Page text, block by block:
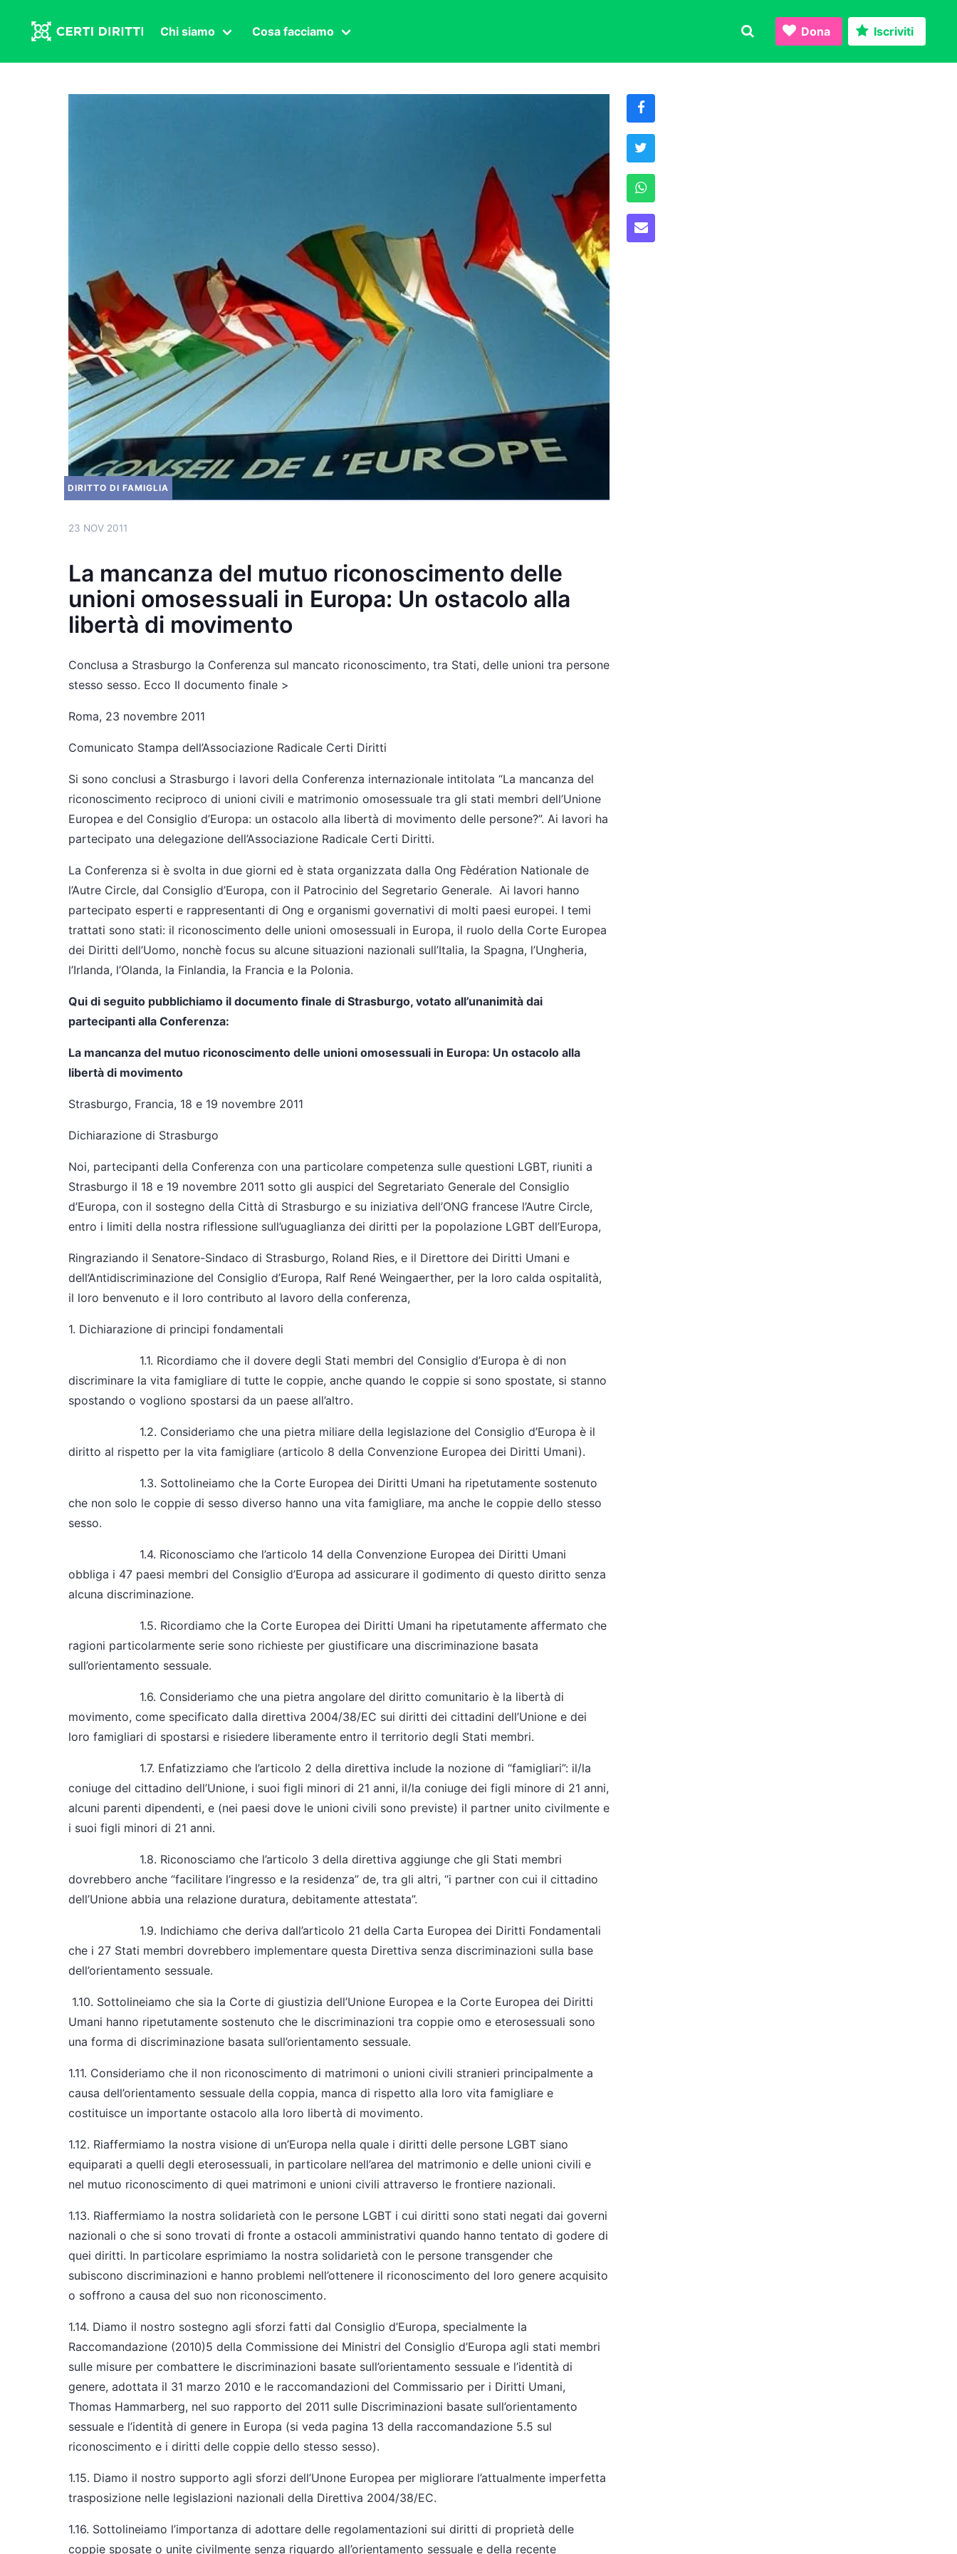
Chi siamo Cosa facciamo
Politica
Fuor di Pagina
Dona Iscriviti
DIRITTO DI FAMIGLIA
23 NOV 2011
La mancanza del mutuo riconoscimento delle
unioni omosessuali in Europa: Un ostacolo alla
libertà di movimento
Conclusa a Strasburgo la Conferenza sul mancato riconoscimento, tra Stati, delle unioni tra persone
stesso sesso. Ecco Il documento finale >
Roma, 23 novembre 2011
Comunicato Stampa dell’Associazione Radicale Certi Diritti
Si sono conclusi a Strasburgo i lavori della Conferenza internazionale intitolata “La mancanza del
riconoscimento reciproco di unioni civili e matrimonio omosessuale tra gli stati membri dell’Unione
Europea e del Consiglio d’Europa: un ostacolo alla libertà di movimento delle persone?”. Ai lavori ha
partecipato una delegazione dell’Associazione Radicale Certi Diritti.
La Conferenza si è svolta in due giorni ed è stata organizzata dalla Ong Fèdération Nationale de
l’Autre Circle, dal Consiglio d’Europa, con il Patrocinio del Segretario Generale. Ai lavori hanno
partecipato esperti e rappresentanti di Ong e organismi governativi di molti paesi europei. I temi
trattati sono stati: il riconoscimento delle unioni omosessuali in Europa, il ruolo della Corte Europea
dei Diritti dell’Uomo, nonchè focus su alcune situazioni nazionali sull’Italia, la Spagna, l’Ungheria,
l’Irlanda, l’Olanda, la Finlandia, la Francia e la Polonia.
Qui di seguito pubblichiamo il documento finale di Strasburgo, votato all’unanimità dai
partecipanti alla Conferenza:
La mancanza del mutuo riconoscimento delle unioni omosessuali in Europa: Un ostacolo alla
libertà di movimento
Strasburgo, Francia, 18 e 19 novembre 2011
Dichiarazione di Strasburgo
Noi, partecipanti della Conferenza con una particolare competenza sulle questioni LGBT, riuniti a
Strasburgo il 18 e 19 novembre 2011 sotto gli auspici del Segretariato Generale del Consiglio
d’Europa, con il sostegno della Città di Strasburgo e su iniziativa dell’ONG francese l’Autre Circle,
entro i limiti della nostra riflessione sull’uguaglianza dei diritti per la popolazione LGBT dell’Europa,
Ringraziando il Senatore-Sindaco di Strasburgo, Roland Ries, e il Direttore dei Diritti Umani e
dell’Antidiscriminazione del Consiglio d’Europa, Ralf René Weingaerther, per la loro calda ospitalità,
il loro benvenuto e il loro contributo al lavoro della conferenza,
1. Dichiarazione di principi fondamentali
1.1. Ricordiamo che il dovere degli Stati membri del Consiglio d’Europa è di non
discriminare la vita famigliare di tutte le coppie, anche quando le coppie si sono spostate, si stanno
spostando o vogliono spostarsi da un paese all’altro.
1.2. Consideriamo che una pietra miliare della legislazione del Consiglio d’Europa è il
diritto al rispetto per la vita famigliare (articolo 8 della Convenzione Europea dei Diritti Umani).
1.3. Sottolineiamo che la Corte Europea dei Diritti Umani ha ripetutamente sostenuto
che non solo le coppie di sesso diverso hanno una vita famigliare, ma anche le coppie dello stesso
sesso.
1.4. Riconosciamo che l’articolo 14 della Convenzione Europea dei Diritti Umani
obbliga i 47 paesi membri del Consiglio d’Europa ad assicurare il godimento di questo diritto senza
alcuna discriminazione.
1.5. Ricordiamo che la Corte Europea dei Diritti Umani ha ripetutamente affermato che
ragioni particolarmente serie sono richieste per giustificare una discriminazione basata
sull’orientamento sessuale.
1.6. Consideriamo che una pietra angolare del diritto comunitario è la libertà di
movimento, come specificato dalla direttiva 2004/38/EC sui diritti dei cittadini dell’Unione e dei
loro famigliari di spostarsi e risiedere liberamente entro il territorio degli Stati membri.
1.7. Enfatizziamo che l’articolo 2 della direttiva include la nozione di “famigliari”: il/la
coniuge del cittadino dell’Unione, i suoi figli minori di 21 anni, il/la coniuge dei figli minore di 21 anni,
alcuni parenti dipendenti, e (nei paesi dove le unioni civili sono previste) il partner unito civilmente e
i suoi figli minori di 21 anni.
1.8. Riconosciamo che l’articolo 3 della direttiva aggiunge che gli Stati membri
dovrebbero anche “facilitare l’ingresso e la residenza” de, tra gli altri, “i partner con cui il cittadino
dell’Unione abbia una relazione duratura, debitamente attestata”.
1.9. Indichiamo che deriva dall’articolo 21 della Carta Europea dei Diritti Fondamentali
che i 27 Stati membri dovrebbero implementare questa Direttiva senza discriminazioni sulla base
dell’orientamento sessuale.
1.10. Sottolineiamo che sia la Corte di giustizia dell’Unione Europea e la Corte Europea dei Diritti
Umani hanno ripetutamente sostenuto che le discriminazioni tra coppie omo e eterosessuali sono
una forma di discriminazione basata sull’orientamento sessuale.
1.11. Consideriamo che il non riconoscimento di matrimoni o unioni civili stranieri principalmente a
causa dell’orientamento sessuale della coppia, manca di rispetto alla loro vita famigliare e
costituisce un importante ostacolo alla loro libertà di movimento.
1.12. Riaffermiamo la nostra visione di un’Europa nella quale i diritti delle persone LGBT siano
equiparati a quelli degli eterosessuali, in particolare nell’area del matrimonio e delle unioni civili e
nel mutuo riconoscimento di quei matrimoni e unioni civili attraverso le frontiere nazionali.
1.13. Riaffermiamo la nostra solidarietà con le persone LGBT i cui diritti sono stati negati dai governi
nazionali o che si sono trovati di fronte a ostacoli amministrativi quando hanno tentato di godere di
quei diritti. In particolare esprimiamo la nostra solidarietà con le persone transgender che
subiscono discriminazioni e hanno problemi nell’ottenere il riconoscimento del loro genere acquisito
o soffrono a causa del suo non riconoscimento.
1.14. Diamo il nostro sostegno agli sforzi fatti dal Consiglio d’Europa, specialmente la
Raccomandazione (2010)5 della Commissione dei Ministri del Consiglio d’Europa agli stati membri
sulle misure per combattere le discriminazioni basate sull’orientamento sessuale e l’identità di
genere, adottata il 31 marzo 2010 e le raccomandazioni del Commissario per i Diritti Umani,
Thomas Hammarberg, nel suo rapporto del 2011 sulle Discriminazioni basate sull’orientamento
sessuale e l’identità di genere in Europa (si veda pagina 13 della raccomandazione 5.5 sul
riconoscimento e i diritti delle coppie dello stesso sesso).
1.15. Diamo il nostro supporto agli sforzi dell’Unone Europea per migliorare l’attualmente imperfetta
trasposizione nelle legislazioni nazionali della Direttiva 2004/38/EC.
1.16. Sottolineiamo l’importanza di adottare delle regolamentazioni sui diritti di proprietà delle
coppie sposate o unite civilmente senza riguardo all’orientamento sessuale e della recente